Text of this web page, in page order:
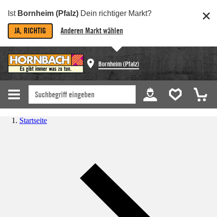
Ist Bornheim (Pfalz) Dein richtiger Markt?
JA, RICHTIG Anderen Markt wählen
Bornheim (Pfalz)
Startseite